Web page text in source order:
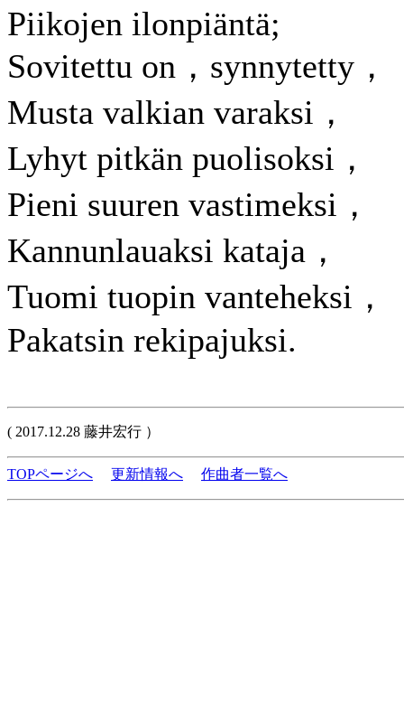
Piikojen ilonpiäntä;
Sovitettu on，synnytetty，
Musta valkian varaksi，
Lyhyt pitkän puolisoksi，
Pieni suuren vastimeksi，
Kannunlauaksi kataja，
Tuomi tuopin vanteheksi，
Pakatsin rekipajuksi.
( 2017.12.28 藤井宏行 ）
TOPページへ 更新情報へ 作曲者一覧へ